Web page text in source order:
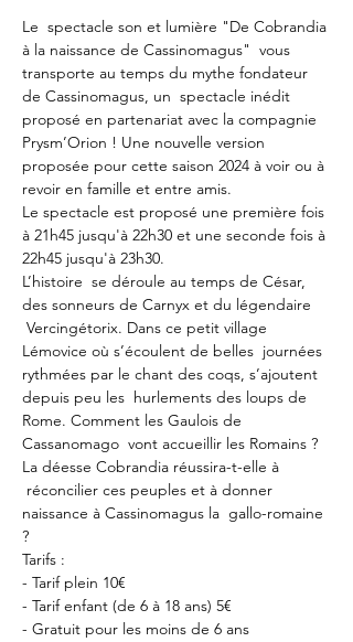
Le  spectacle son et lumière "De Cobrandia
à la naissance de Cassinomagus"  vous
transporte au temps du mythe fondateur
de Cassinomagus, un  spectacle inédit
proposé en partenariat avec la compagnie
Prysm’Orion ! Une nouvelle version
proposée pour cette saison 2024 à voir ou à
revoir en famille et entre amis.
Le spectacle est proposé une première fois
à 21h45 jusqu'à 22h30 et une seconde fois à
22h45 jusqu'à 23h30.
L’histoire  se déroule au temps de César,
des sonneurs de Carnyx et du légendaire
Vercingétorix. Dans ce petit village
Lémovice où s’écoulent de belles  journées
rythmées par le chant des coqs, s’ajoutent
depuis peu les  hurlements des loups de
Rome. Comment les Gaulois de
Cassanomago  vont accueillir les Romains ?
La déesse Cobrandia réussira-t-elle à
réconcilier ces peuples et à donner
naissance à Cassinomagus la  gallo-romaine
?
Tarifs :
- Tarif plein 10€
- Tarif enfant (de 6 à 18 ans) 5€
- Gratuit pour les moins de 6 ans